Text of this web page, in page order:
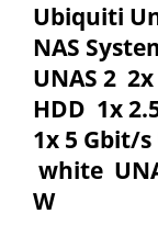
Ubiquiti
NAS
UNAS 2 
HDD  1x
1x 5 Gbit/s
 white 
W